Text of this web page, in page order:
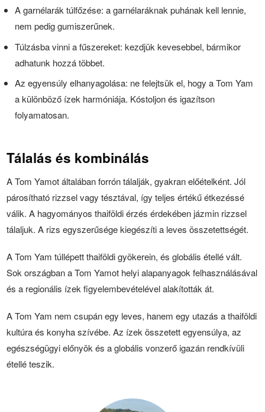
A garnélarák túlfőzése: a garnélaráknak puhának kell lennie,
nem pedig gumiszerűnek.
Túlzásba vinni a fűszereket: kezdjük kevesebbel, bármikor
adhatunk hozzá többet.
Az egyensúly elhanyagolása: ne felejtsük el, hogy a Tom Yam
a különböző ízek harmóniája. Kóstoljon és igazítson
folyamatosan.
Tálalás és kombinálás
A Tom Yamot általában forrón tálalják, gyakran előételként. Jól
párosítható rizzsel vagy tésztával, így teljes értékű étkezéssé
válik. A hagyományos thaiföldi érzés érdekében jázmin rizzsel
tálaljuk. A rizs egyszerűsége kiegészíti a leves összetettségét.
A Tom Yam túllépett thaiföldi gyökerein, és globális étellé vált.
Sok országban a Tom Yamot helyi alapanyagok felhasználásával
és a regionális ízek figyelembevételével alakították át.
A Tom Yam nem csupán egy leves, hanem egy utazás a thaiföldi
kultúra és konyha szívébe. Az ízek összetett egyensúlya, az
egészségügyi előnyök és a globális vonzerő igazán rendkívüli
étellé teszik.